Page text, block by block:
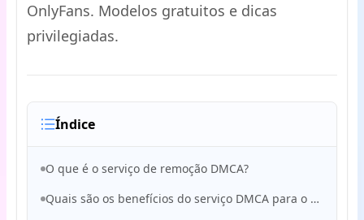
OnlyFans. Modelos gratuitos e dicas
privilegiadas.
Índice
O que é o serviço de remoção DMCA?
Quais são os benefícios do serviço DMCA para o OnlyFans?